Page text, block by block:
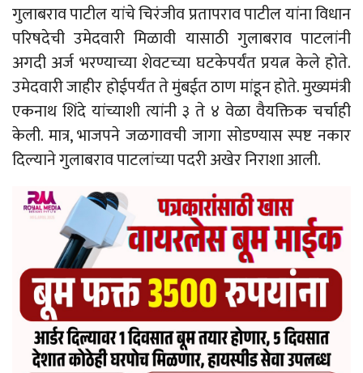
गुलाबराव पाटील यांचे चिरंजीव प्रतापराव पाटील यांना विधान
परिषदेची उमेदवारी मिळावी यासाठी गुलाबराव पाटलांनी
अगदी अर्ज भरण्याच्या शेवटच्या घटकेपर्यंत प्रयत्न केले होते.
उमेदवारी जाहीर होईपर्यंत ते मुंबईत ठाण मांडून होते. मुख्यमंत्री
एकनाथ शिंदे यांच्याशी त्यांनी ३ ते ४ वेळा वैयक्तिक चर्चाही
केली. मात्र, भाजपने जळगावची जागा सोडण्यास स्पष्ट नकार
दिल्याने गुलाबराव पाटलांच्या पदरी अखेर निराशा आली.